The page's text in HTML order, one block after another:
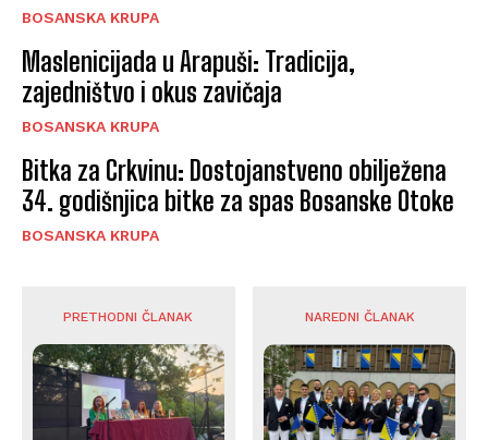
BOSANSKA KRUPA
Maslenicijada u Arapuši: Tradicija,
zajedništvo i okus zavičaja
BOSANSKA KRUPA
Bitka za Crkvinu: Dostojanstveno obilježena
34. godišnjica bitke za spas Bosanske Otoke
BOSANSKA KRUPA
PRETHODNI ČLANAK NAREDNI ČLANAK